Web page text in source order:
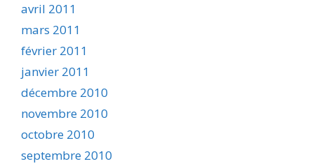
avril 2011
mars 2011
février 2011
janvier 2011
décembre 2010
novembre 2010
octobre 2010
septembre 2010